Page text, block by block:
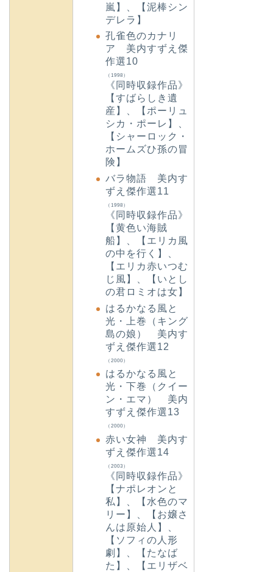
嵐】、【泥棒シン
デレラ】
孔雀色のカナリ
ア 美内すずえ傑
作選10
（1998）
《同時収録作品》
【すばらしき遺
産】、【ポーリュ
シカ・ポーレ】、
【シャーロック・
ホームズひ孫の冒
険】
バラ物語 美内す
ずえ傑作選11
（1998）
《同時収録作品》
【黄色い海賊
船】、【エリカ風
の中を行く】、
【エリカ赤いつむ
じ風】、【いとし
の君ロミオは女】
はるかなる風と
光・上巻（キング
島の娘） 美内す
ずえ傑作選12
（2000）
はるかなる風と
光・下巻（クイー
ン・エマ） 美内
すずえ傑作選13
（2000）
赤い女神 美内す
ずえ傑作選14
（2003）
《同時収録作品》
【ナポレオンと
私】、【水色のマ
リー】、【お嬢さ
んは原始人】、
【ソフィの人形
劇】、【たなば
た】、【エリザベ